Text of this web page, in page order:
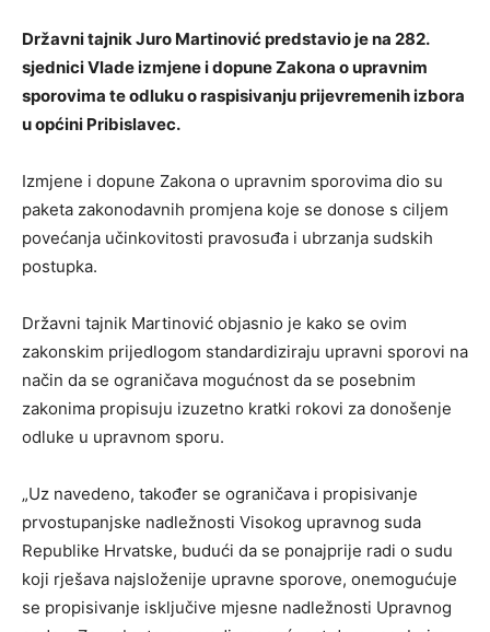
Državni tajnik Juro Martinović predstavio je na 282.
sjednici Vlade izmjene i dopune Zakona o upravnim
sporovima te odluku o raspisivanju prijevremenih izbora
u općini Pribislavec.
Izmjene i dopune Zakona o upravnim sporovima dio su
paketa zakonodavnih promjena koje se donose s ciljem
povećanja učinkovitosti pravosuđa i ubrzanja sudskih
postupka.
Državni tajnik Martinović objasnio je kako se ovim
zakonskim prijedlogom standardiziraju upravni sporovi na
način da se ograničava mogućnost da se posebnim
zakonima propisuju izuzetno kratki rokovi za donošenje
odluke u upravnom sporu.
„Uz navedeno, također se ograničava i propisivanje
prvostupanjske nadležnosti Visokog upravnog suda
Republike Hrvatske, budući da se ponajprije radi o sudu
koji rješava najsloženije upravne sporove, onemogućuje
se propisivanje isključive mjesne nadležnosti Upravnog